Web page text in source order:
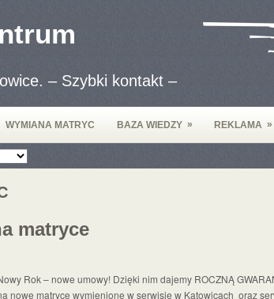
– Szybki kontakt –
WYMIANA MATRYC BAZA WIEDZY » REKLAMA »
matryce
Rok – nowe umowy! Dzięki nim dajemy ROCZNĄ
nowe matryce wymienione w serwisie w Katowicach oraz